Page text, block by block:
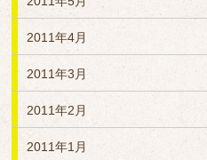
2011年4月
2011年3月
2011年2月
2011年1月